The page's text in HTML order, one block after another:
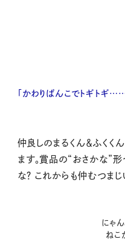
「かわりばんこでトギトギ……
仲良しのまるくん＆ふくく
ます。賞品の“おさかな”形
な？ これからも仲むつま
にゃ
ねこ